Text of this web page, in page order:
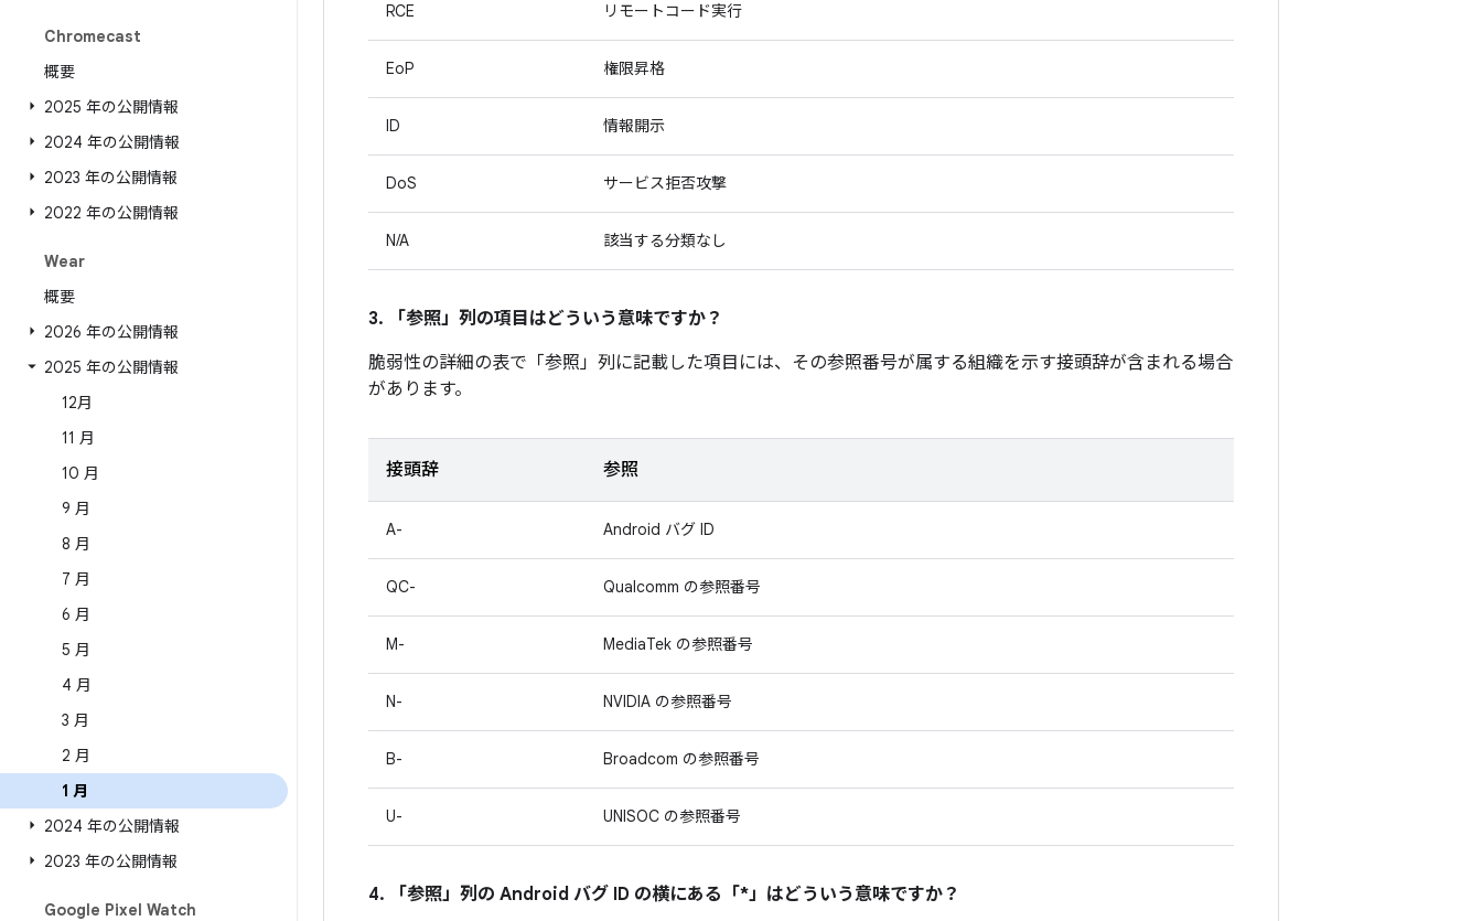
Chromecast
概要
2025 年の公開情報
2024 年の公開情報
2023 年の公開情報
2022 年の公開情報
Wear
概要
2026 年の公開情報
2025 年の公開情報
12月
11 月
10 月
9 月
8 月
7 月
6 月
5 月
4 月
3 月
2 月
1 月
2024 年の公開情報
2023 年の公開情報
Google Pixel Watch
RCE リモートコード実行
EoP 権限昇格
ID 情報開示
DoS サービス拒否攻撃
N/A 該当する分類なし
3. 「参照」 列の項目はどういう意味ですか？
脆弱性の詳細の表で「参照」 列に記載した項目には、その参照番号が属する組織を示す接頭辞が含まれる場合
があります。
接頭辞 参照
A- Android バグ ID
QC- Qualcomm の参照番号
M- MediaTek の参照番号
N- NVIDIA の参照番号
B- Broadcom の参照番号
U- UNISOC の参照番号
4. 「参照」 列の Android バグ ID の横にある「*」はどういう意味ですか？